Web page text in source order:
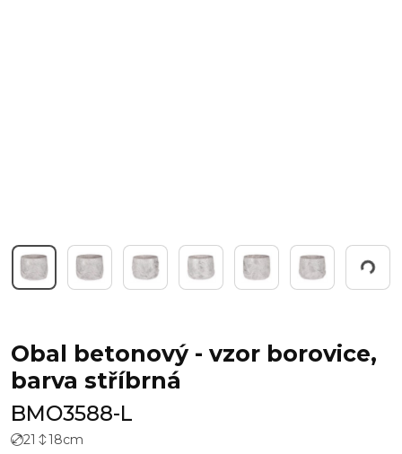
Pracuji...
Obal betonový - vzor borovice,
barva stříbrná
BMO3588-L
21 18cm